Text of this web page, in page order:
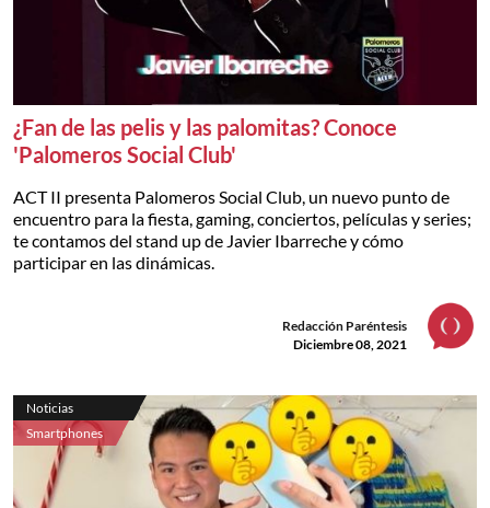
¿Fan de las pelis y las palomitas? Conoce
'Palomeros Social Club'
ACT II presenta Palomeros Social Club, un nuevo punto de
encuentro para la fiesta, gaming, conciertos, películas y series;
te contamos del stand up de Javier Ibarreche y cómo
participar en las dinámicas.
Redacción Paréntesis
Diciembre 08, 2021
Noticias
Smartphones